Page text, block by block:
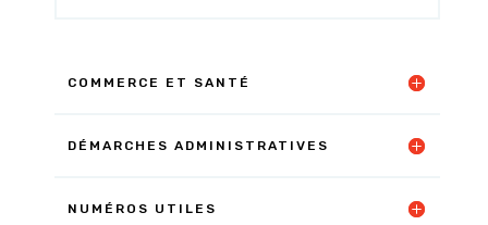
COMMERCE ET SANTÉ
DÉMARCHES ADMINISTRATIVES
NUMÉROS UTILES